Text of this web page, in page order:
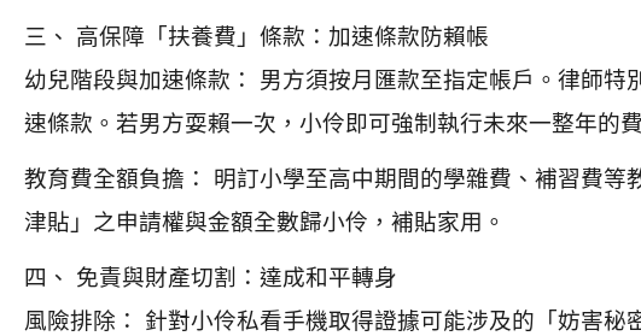
三、 高保障「扶養費」條款：加速條款防賴帳
幼兒階段與加速條款： 男方須按月匯款至指定帳戶。律師
速條款。若男方耍賴一次，小伶即可強制執行未來一整年的
教育費全額負擔： 明訂小學至高中期間的學雜費、補習費
津貼」之申請權與金額全數歸小伶，補貼家用。
四、 免責與財產切割：達成和平轉身
風險排除： 針對小伶私看手機取得證據可能涉及的「妨害